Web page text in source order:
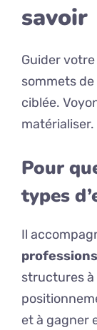
savoir
Guider
sommets
ciblée.
matérialiser.
Pour
types
Il
structures
et à gagner